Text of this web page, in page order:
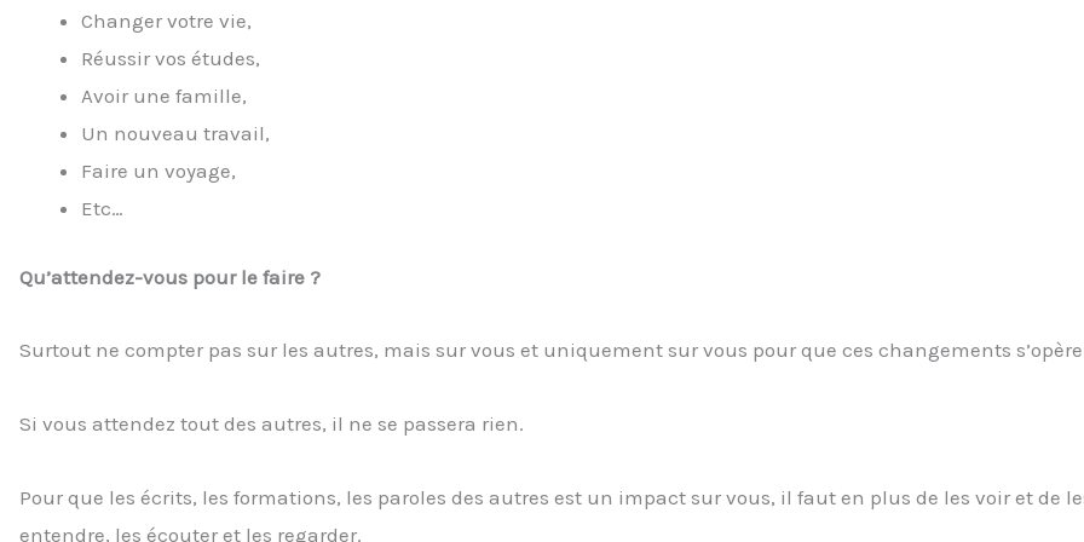
Changer votre vie,
Réussir vos études,
Avoir une famille,
Un nouveau travail,
Faire un voyage,
Etc…
Qu’attendez-vous pour le faire ?
Surtout ne compter pas sur les autres, mais sur vous et uniquement sur vous pour que ces changements
Si vous attendez tout des autres, il ne se passera rien.
Pour que les écrits, les formations, les paroles des autres est un impact sur vous, il faut en plus de les voir et de
entendre, les écouter et les regarder.